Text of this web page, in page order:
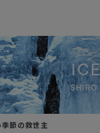
節の救世主